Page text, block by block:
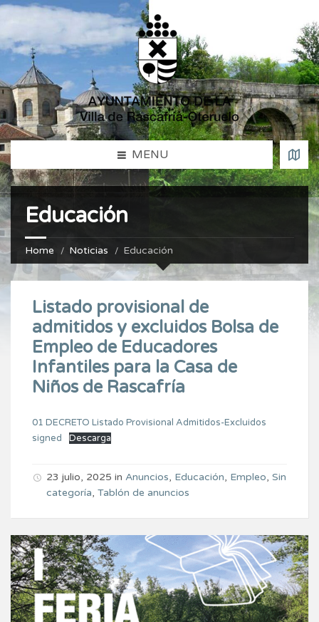
MENU
Educación
Home Noticias Educación
Listado provisional de
admitidos y excluidos Bolsa de
Empleo de Educadores
Infantiles para la Casa de
Niños de Rascafría
01 DECRETO Listado Provisional Admitidos-Excluidos
signed
Descarga
23 julio, 2025 in Anuncios, Educación, Empleo, Sin
categoría, Tablón de anuncios